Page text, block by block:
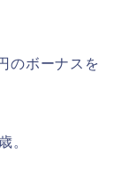
のボーナスを
。